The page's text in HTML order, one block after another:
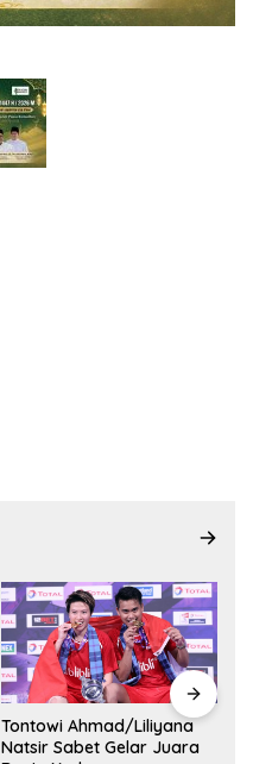
Tontowi Ahmad/Liliyana
Natsir Sabet Gelar Juara